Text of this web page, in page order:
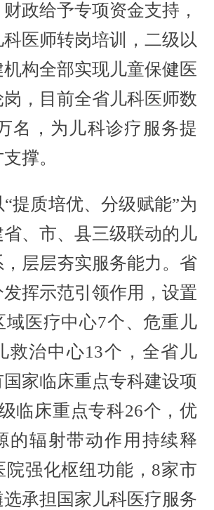
政给予专项资金支持，
医师转岗培训，二级以
机构全部实现儿童保健医
，目前全省儿科医师数
名，为儿科诊疗服务提
撑。
质培优、分级赋能”为
省、市、县三级联动的儿
层层夯实服务能力。省
挥示范引领作用，设置
域医疗中心7个、危重儿
救治中心13个，全省儿
家临床重点专科建设项
临床重点专科26个，优
的辐射带动作用持续释
院强化枢纽功能，8家市
承担国家儿科医疗服务